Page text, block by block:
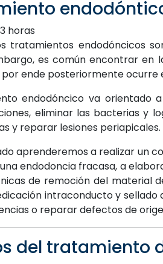
horas
tratamientos endodóncicos
es común encontrar
ende posteriormente ocurre
endodóncico va orientado
eliminar las bacterias y
y reparar lesiones periapicales.
aprenderemos a realizar un
endodoncia fracasa, a
de remoción del material
intraconducto y
o reparar defectos de
del tratamiento